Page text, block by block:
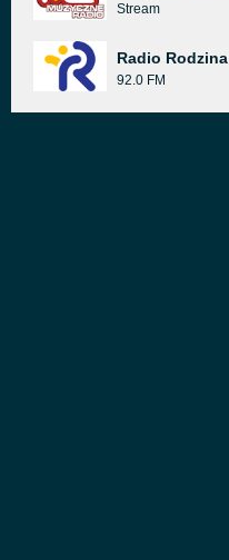
Stream
Radio Rodzina
92.0 FM